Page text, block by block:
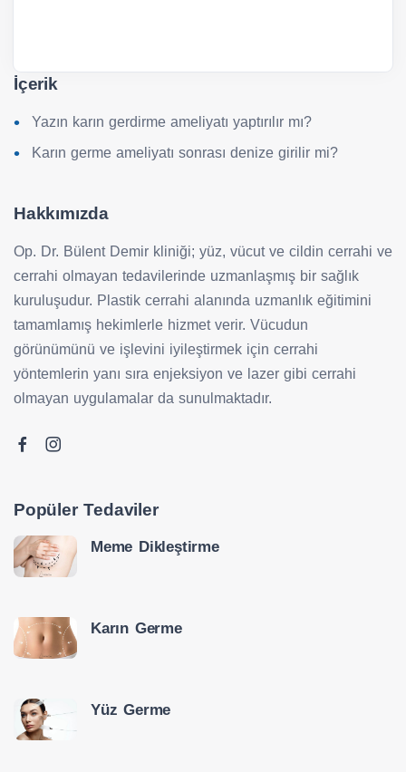
İçerik
Yazın karın gerdirme ameliyatı yaptırılır mı?
Karın germe ameliyatı sonrası denize girilir mi?
Hakkımızda
Op. Dr. Bülent Demir kliniği; yüz, vücut ve cildin cerrahi ve
cerrahi olmayan tedavilerinde uzmanlaşmış bir sağlık
kuruluşudur. Plastik cerrahi alanında uzmanlık eğitimini
tamamlamış hekimlerle hizmet verir. Vücudun
görünümünü ve işlevini iyileştirmek için cerrahi
yöntemlerin yanı sıra enjeksiyon ve lazer gibi cerrahi
olmayan uygulamalar da sunulmaktadır.
Popüler Tedaviler
Meme Dikleştirme
Karın Germe
Yüz Germe